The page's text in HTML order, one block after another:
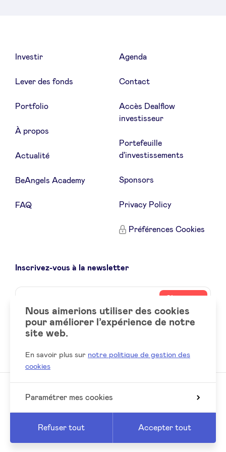
Investir
Lever des fonds
Portfolio
À propos
Actualité
BeAngels Academy
FAQ
Agenda
Contact
Accès Dealflow
investisseur
Portefeuille
d'investissements
Sponsors
Privacy Policy
Préférences Cookies
Inscrivez-vous à la newsletter
Name
Votre
email
Social
LinkedIn
Nous aimerions utiliser des cookies
pour améliorer l’expérience de notre
site web.
En savoir plus sur notre politique de gestion des
cookies
Paramétrer mes cookies
Refuser tout Accepter tout